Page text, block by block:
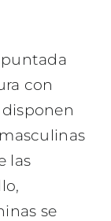
con
las
se